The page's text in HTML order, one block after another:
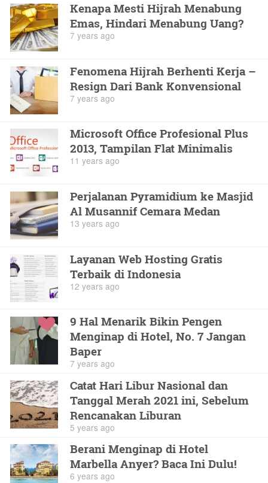
Kenapa Mesti Hijrah Menabung
Emas, Hindari Menabung Uang?
7 years ago
Fenomena Hijrah Berhenti Kerja –
Resign Dari Bank Konvensional
7 years ago
Microsoft Office Profesional Plus
2013, Tampilan Flat Minimalis
11 years ago
Perjalanan Pyramidium ke Masjid
Al Musannif Cemara Medan
13 years ago
Layanan Web Hosting Gratis
Terbaik di Indonesia
12 years ago
9 Hal Menarik Bikin Pengen
Menginap di Hotel, No. 7 Jangan
Baper
7 years ago
Catat Hari Libur Nasional dan
Tanggal Merah 2021 ini, Sebelum
Rencanakan Liburan
5 years ago
Berani Menginap di Hotel
Marbella Anyer? Baca Ini Dulu!
6 years ago